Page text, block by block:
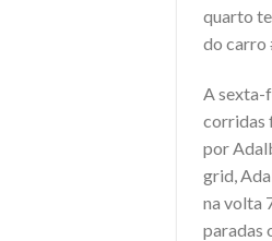
quarto
do carro
A sexta-
corridas
por
grid,
na volta
paradas